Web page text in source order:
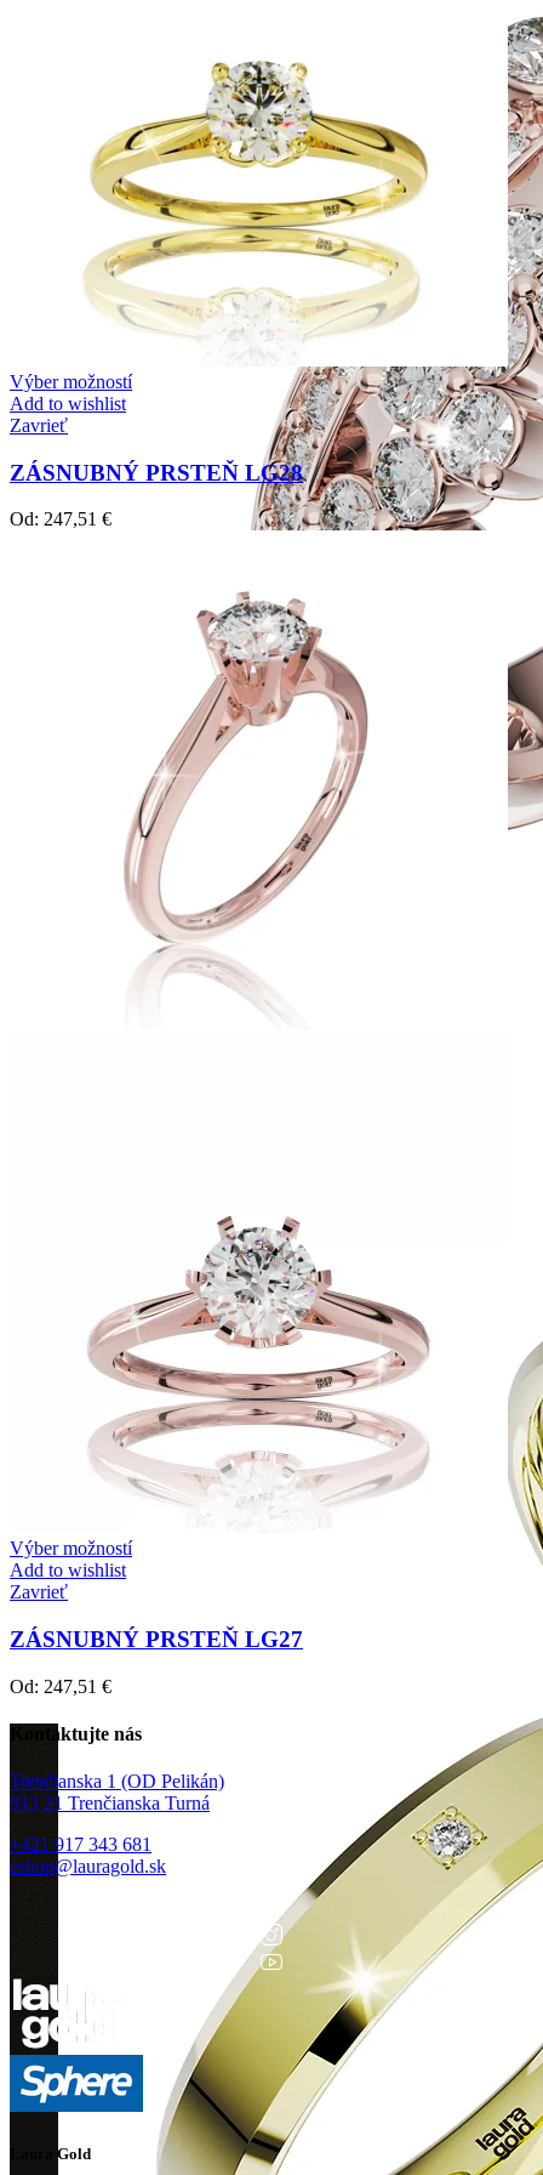
Výber možností
Add to wishlist
Zavrieť
ZÁSNUBNÝ PRSTEŇ LG28
Od: 247,51 €
Výber možností
Add to wishlist
Zavrieť
ZÁSNUBNÝ PRSTEŇ LG27
Od: 247,51 €
Kontaktujte nás
Trenčianska 1 (OD Pelikán)
913 21 Trenčianska Turná
+421 917 343 681
eshop@lauragold.sk
Laura Gold